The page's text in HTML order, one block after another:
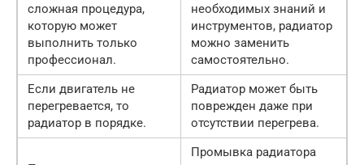
сложная процедура,
которую может
выполнить только
профессионал.
необходимых знаний и
инструментов, радиатор
можно заменить
самостоятельно.
Если двигатель не
перегревается, то
радиатор в порядке.
Радиатор может быть
поврежден даже при
отсутствии перегрева.
Промывка радиатора